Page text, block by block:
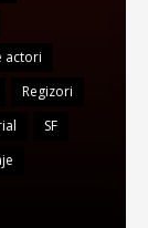
actori
Regizori
SF